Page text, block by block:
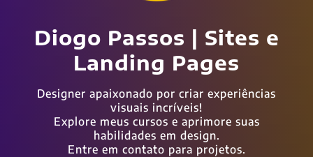
Diogo Passos | Sites e
Landing Pages
Designer apaixonado por criar experiências
visuais incríveis!
Explore meus cursos e aprimore suas
habilidades em design.
Entre em contato para projetos.